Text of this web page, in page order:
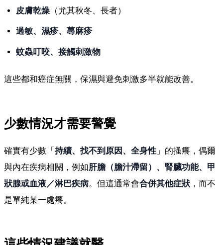
皮膚乾燥 （尤其秋冬、長者）
過敏、濕疹、蕁麻疹
蚊蟲叮咬、接觸刺激物
這些都和癌症無關，保濕與避免刺激多半就能改善。
少數情況才需要警覺
確實有少數「 持續、找不到原因、全身性 」的搔癢，偶爾
與內在疾病相關，例如肝膽（膽汁滯留）、腎臟功能、甲
狀腺或血液／淋巴疾病。但這通常會合併其他症狀 ，而不
是單純某一處癢。